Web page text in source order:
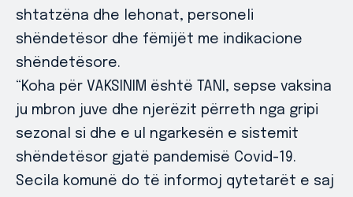
shtatzëna dhe lehonat, personeli
shëndetësor dhe fëmijët me indikacione
shëndetësore.
“Koha për VAKSINIM është TANI, sepse vaksina
ju mbron juve dhe njerëzit përreth nga gripi
sezonal si dhe e ul ngarkesën e sistemit
shëndetësor gjatë pandemisë Covid-19.
Secila komunë do të informoj qytetarët e saj